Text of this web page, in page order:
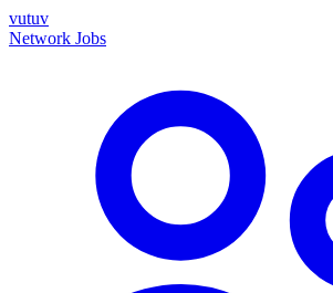
vutuv
Network Jobs